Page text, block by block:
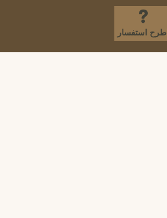
اطرح استفسار